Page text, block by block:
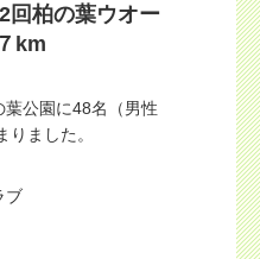
回柏の葉ウオー
km
公園に48名（男性
ました。
ブ